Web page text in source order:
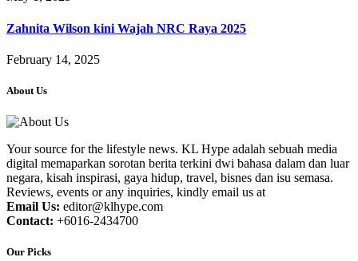
Zahnita Wilson kini Wajah NRC Raya 2025
February 14, 2025
About Us
Your source for the lifestyle news. KL Hype adalah sebuah media
digital memaparkan sorotan berita terkini dwi bahasa dalam dan luar
negara, kisah inspirasi, gaya hidup, travel, bisnes dan isu semasa.
Reviews, events or any inquiries, kindly email us at
Email Us: editor@klhype.com
Contact: +6016-2434700
Our Picks